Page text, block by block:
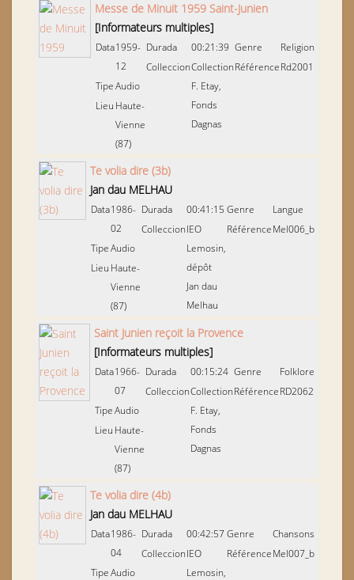
Messe de Minuit 1959 Saint-Junien
[Informateurs multiples]
Data1959-
12
TipeAudio
Lieu Haute-
Vienne
(87)
Durada
00:21:39
ColleccionCollection
F. Etay,
Fonds
Dagnas
Genre
Religion
RéférenceRd2001
Te volia dire (3b)
Jan dau MELHAU
Data1986-
02
TipeAudio
Lieu Haute-
Vienne
(87)
Durada
00:41:15
ColleccionIEO
Lemosin,
dépôt
Jan dau
Melhau
Genre
Langue
RéférenceMel006_b
Saint Junien reçoit la Provence
[Informateurs multiples]
Data1966-
07
TipeAudio
Lieu Haute-
Vienne
(87)
Durada
00:15:24
ColleccionCollection
F. Etay,
Fonds
Dagnas
Genre
Folklore
RéférenceRD2062
Te volia dire (4b)
Jan dau MELHAU
Data1986-
04
TipeAudio
Durada
00:42:57
ColleccionIEO
Lemosin,
Genre
Chansons
RéférenceMel007_b